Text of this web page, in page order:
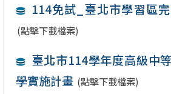
114免試_臺北市學習區
(點擊下載檔案)
臺北市114學年度高級中
學實施計畫 (點擊下載檔案)